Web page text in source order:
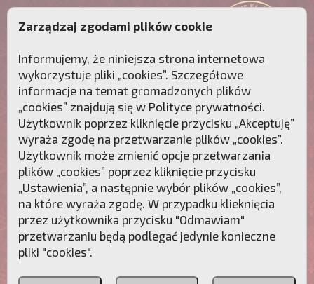
Przebudźmy sumienia Polaków!
Polonia
Christiana
PCh24.pl
Przymierze
Zarządzaj zgodami plików cookie
Informujemy, że niniejsza strona internetowa
wykorzystuje pliki „cookies”. Szczegółowe
informacje na temat gromadzonych plików
„cookies” znajdują się w Polityce prywatności.
Użytkownik poprzez kliknięcie przycisku „Akceptuję”
wyraża zgodę na przetwarzanie plików „cookies”.
Użytkownik może zmienić opcje przetwarzania
plików „cookies” poprzez kliknięcie przycisku
„Ustawienia”, a następnie wybór plików „cookies”,
na które wyraża zgodę. W przypadku klieknięcia
przez użytkownika przycisku "Odmawiam"
przetwarzaniu będą podlegać jedynie konieczne
pliki "cookies".